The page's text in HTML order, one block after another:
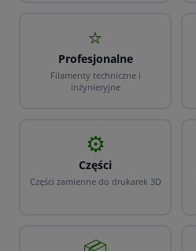
⭐
Profesjonalne
Filamenty techniczne i
inżynieryjne
⚙️
Części
Części zamienne do drukarek 3D